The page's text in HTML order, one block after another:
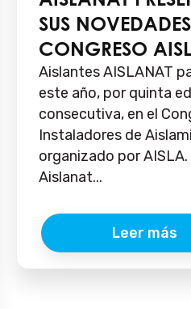
SUS
CONGRESO
Aislantes AISLANAT
este año, por quinta
consecutiva, en el
Instaladores de
organizado por AISLA.
Aislanat...
Leer más